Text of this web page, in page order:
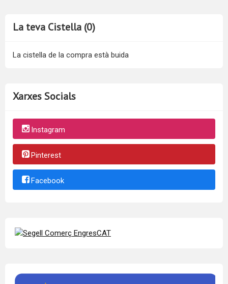
La teva Cistella (0)
La cistella de la compra està buida
Xarxes Socials
Instagram
Pinterest
Facebook